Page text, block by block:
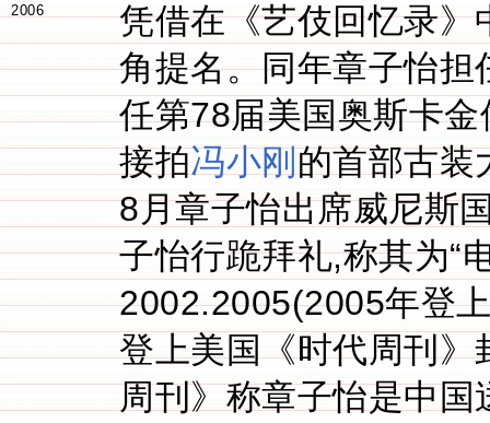
2006
凭借在《艺伎回忆录
角提名。同年章子怡
任第78届美国奥斯卡
接拍冯小刚的首部古装
8月章子怡出席威尼斯
子怡行跪拜礼,称其为“
2002.2005(2005年登
登上美国《时代周刊》
周刊》称章子怡是中